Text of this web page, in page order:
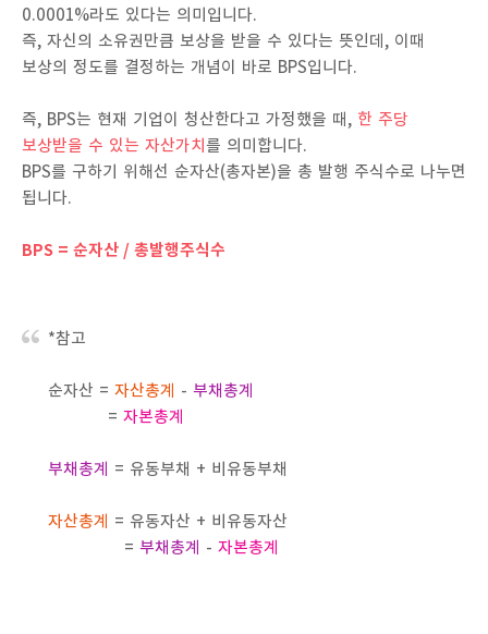
0.0001%라도 있다는 의미입니다.
즉, 자신의 소유권만큼 보상을 받을 수 있다는 뜻인데, 이때
보상의 정도를 결정하는 개념이 바로 BPS입니다.
즉, BPS는 현재 기업이 청산한다고 가정했을 때, 한 주당
보상받을 수 있는 자산가치를 의미합니다.
BPS를 구하기 위해선 순자산(총자본)을 총 발행 주식수로 나누면
됩니다.
BPS = 순자산 / 총발행주식수
*참고
순자산 = 자산총계 - 부채총계
= 자본총계
부채총계 = 유동부채 + 비유동부채
자산총계 = 유동자산 + 비유동자산
= 부채총계 - 자본총계